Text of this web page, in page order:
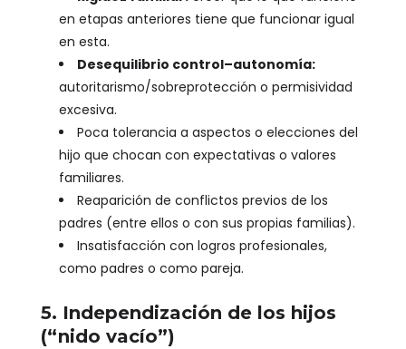
en etapas anteriores tiene que funcionar igual
en esta.
Desequilibrio control–autonomía:
autoritarismo/sobreprotección o permisividad
excesiva.
Poca tolerancia a aspectos o elecciones del
hijo que chocan con expectativas o valores
familiares.
Reaparición de conflictos previos de los
padres (entre ellos o con sus propias familias).
Insatisfacción con logros profesionales,
como padres o como pareja.
5. Independización de los hijos
(“nido vacío”)